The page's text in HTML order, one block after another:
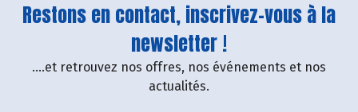
Restons en contact, inscrivez-vous à la
newsletter !
....et retrouvez nos offres, nos événements et nos
actualités.